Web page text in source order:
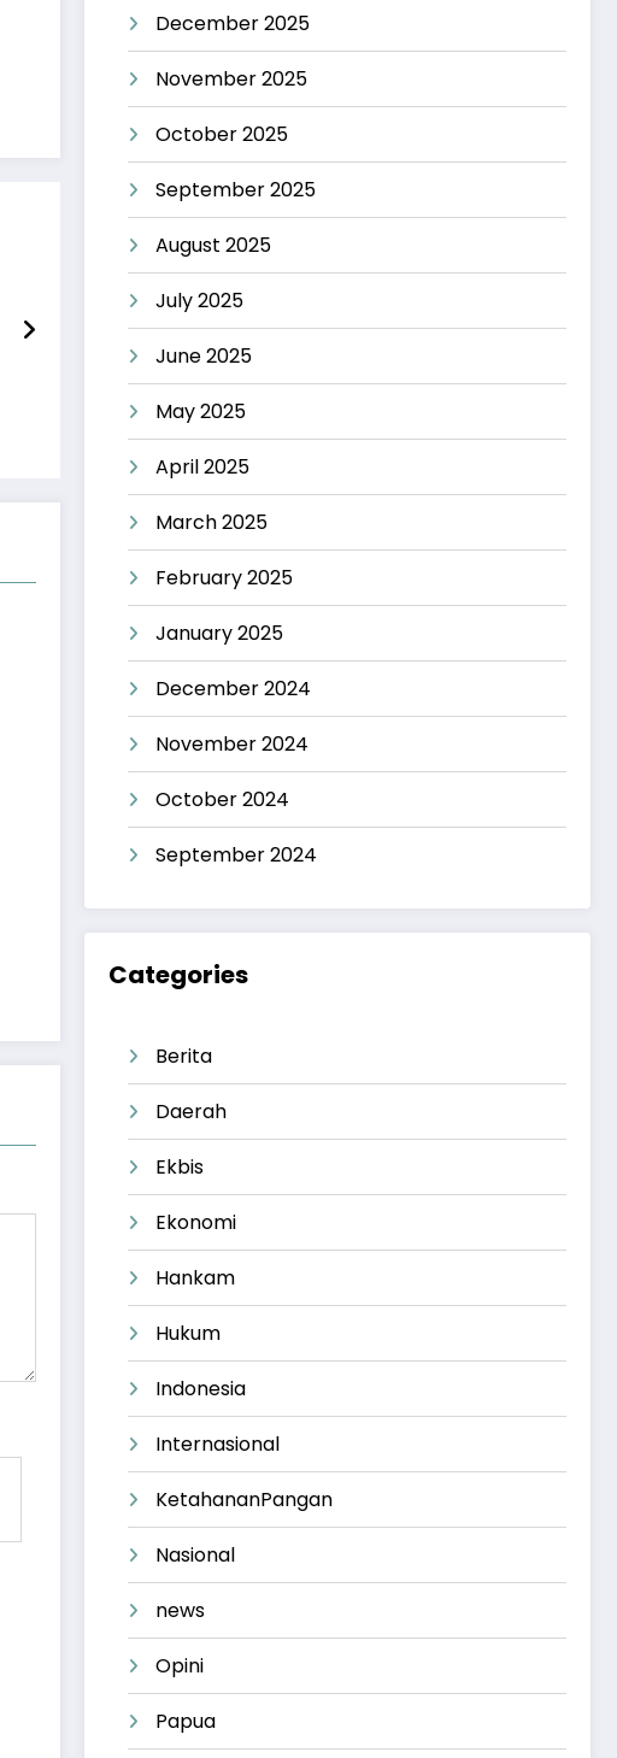
December 2025
November 2025
October 2025
September 2025
August 2025
July 2025
June 2025
May 2025
April 2025
March 2025
February 2025
January 2025
December 2024
November 2024
October 2024
September 2024
Categories
Berita
Daerah
Ekbis
Ekonomi
Hankam
Hukum
Indonesia
Internasional
KetahananPangan
Nasional
news
Opini
Papua